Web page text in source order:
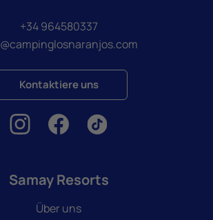
+34 964580337
Kontaktiere uns
Samay Resorts
Über uns